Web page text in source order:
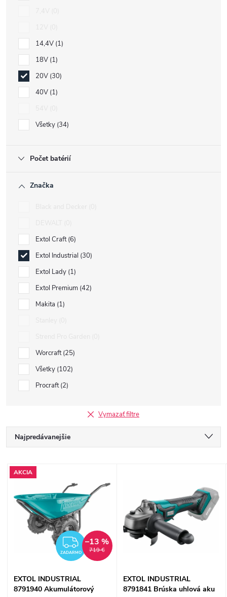
14,4V 1
18V 1
20V 30
40V 1
Všetky 34
Počet batérií
Značka
Extol Craft 6
Extol Industrial 30
Extol Lady 1
Extol Premium 42
Makita 1
Worcraft 25
Všetky 102
Procraft 2
Vymazať filtre
R
a
d
e
Najpredávanejšie
Najdrahšie
Abecedne
V
ý
s
AKCIA
ZADARMO
ZADARMO 719 €
–13 %
EXTOL INDUSTRIAL
8791940 Akumulátorový
EXTOL INDUSTRIAL
8791841 Brúska uhlová aku